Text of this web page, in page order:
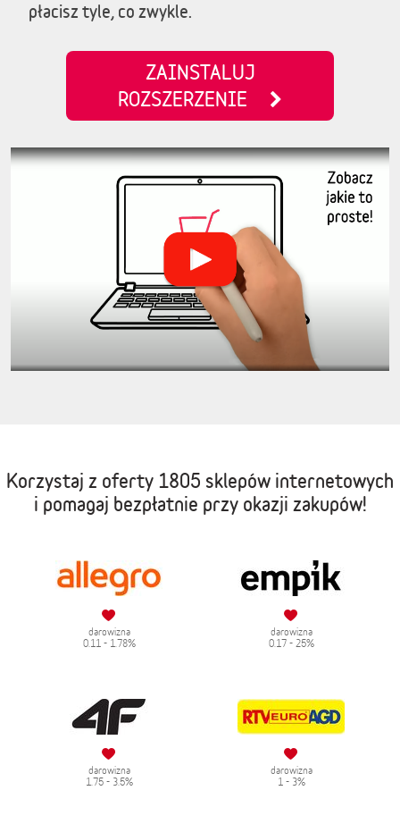
płacisz tyle, co zwykle.
ZAINSTALUJ
ROZSZERZENIE
Korzystaj z oferty 1805 sklepów internetowych
i pomagaj bezpłatnie przy okazji zakupów!
darowizna
0.11 - 1.78%
darowizna
0.17 - 25%
darowizna
1.75 - 3.5%
darowizna
1 - 3%